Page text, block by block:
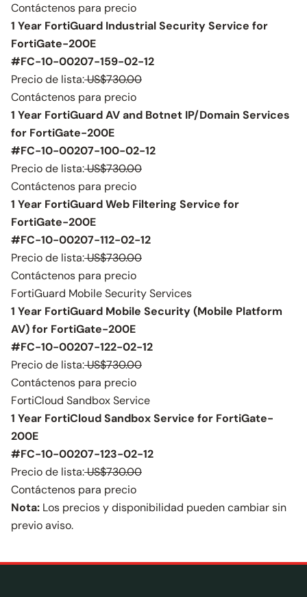
Contáctenos para precio
1 Year FortiGuard Industrial Security Service for
FortiGate-200E
#FC-10-00207-159-02-12
Precio de lista:US$730.00
Contáctenos para precio
1 Year FortiGuard AV and Botnet IP/Domain Services
for FortiGate-200E
#FC-10-00207-100-02-12
Precio de lista:US$730.00
Contáctenos para precio
1 Year FortiGuard Web Filtering Service for
FortiGate-200E
#FC-10-00207-112-02-12
Precio de lista:US$730.00
Contáctenos para precio
FortiGuard Mobile Security Services
1 Year FortiGuard Mobile Security (Mobile Platform
AV) for FortiGate-200E
#FC-10-00207-122-02-12
Precio de lista:US$730.00
Contáctenos para precio
FortiCloud Sandbox Service
1 Year FortiCloud Sandbox Service for FortiGate-
200E
#FC-10-00207-123-02-12
Precio de lista:US$730.00
Contáctenos para precio
Nota: Los precios y disponibilidad pueden cambiar sin
previo aviso.